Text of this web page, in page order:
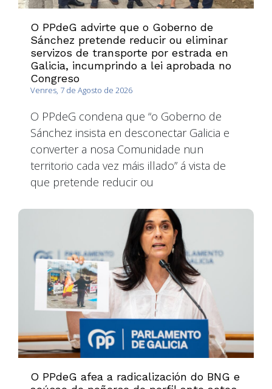
O PPdeG advirte que o Goberno de
Sánchez pretende reducir ou eliminar
servizos de transporte por estrada en
Galicia, incumprindo a lei aprobada no
Congreso
Venres, 7 de Agosto de 2026
O PPdeG condena que “o Goberno de
Sánchez insista en desconectar Galicia e
converter a nosa Comunidade nun
territorio cada vez máis illado” á vista de
que pretende reducir ou
O PPdeG afea a radicalización do BNG e